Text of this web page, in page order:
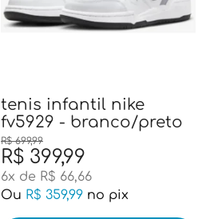
tenis infantil nike
fv5929 - branco/preto
R$ 399,99
R$ 699,99
6x de R$ 66,66
Ou R$ 359,99 no pix